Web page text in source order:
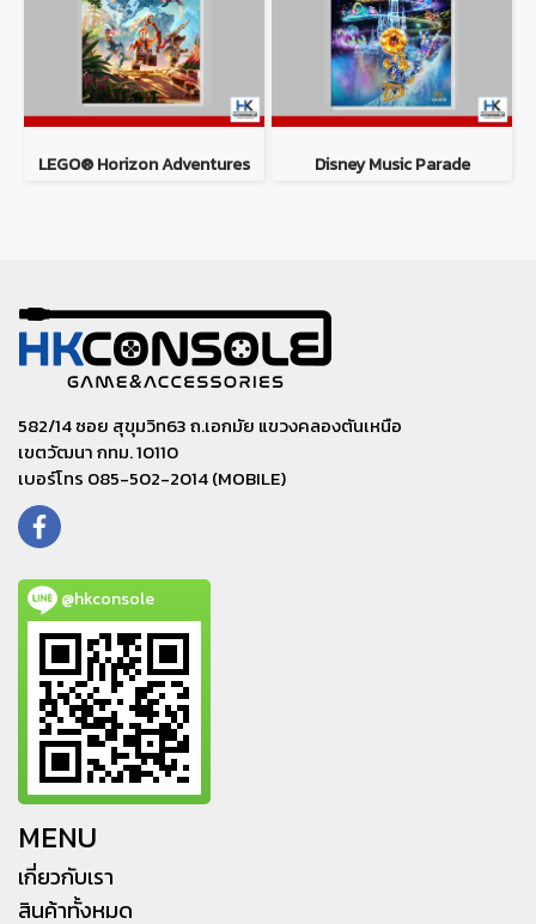
LEGO® Horizon Adventures Disney Music Parade
582/14 ซอย สุขุมวิท63 ถ.เอกมัย แขวงคลองตันเหนือ
เขตวัฒนา กทม. 10110
เบอร์โทร 085-502-2014 (MOBILE)
@hkconsole
MENU
เกี่ยวกับเรา
สินค้าทั้งหมด